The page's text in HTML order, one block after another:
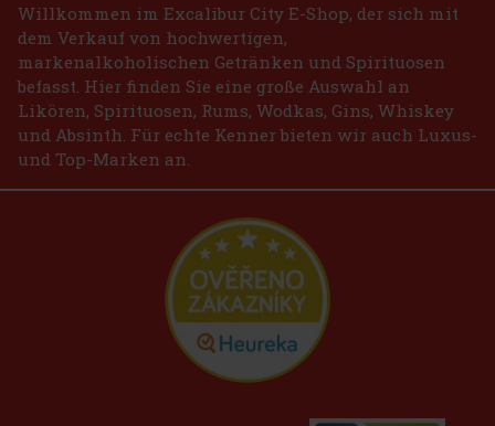
Willkommen im Excalibur City E-Shop, der sich mit
dem Verkauf von hochwertigen,
markenalkoholischen Getränken und Spirituosen
befasst. Hier finden Sie eine große Auswahl an
Likören, Spirituosen, Rums, Wodkas, Gins, Whiskey
und Absinth. Für echte Kenner bieten wir auch Luxus-
und Top-Marken an.